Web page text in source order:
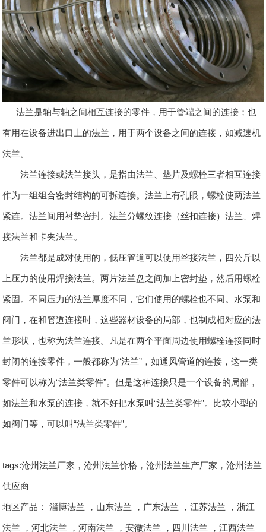
法兰是轴与轴之间相互连接的零件，用于管端之间的连接；也
有用在设备进出口上的法兰，用于两个设备之间的连接，如减速机
法兰。
法兰连接或法兰接头，是指由法兰、垫片及螺栓三者相互连接
作为一组组合密封结构的可拆连接。法兰上有孔眼，螺栓使两法兰
紧连。法兰间用衬垫密封。法兰分螺纹连接（丝扣连接）法兰、焊
接法兰和卡夹法兰。
法兰都是成对使用的，低压管道可以使用丝接法兰，四公斤以
上压力的使用焊接法兰。两片法兰盘之间加上密封垫，然后用螺栓
紧固。不同压力的法兰厚度不同，它们使用的螺栓也不同。水泵和
阀门，在和管道连接时，这些器材设备的局部，也制成相对应的法
兰形状，也称为法兰连接。凡是在两个平面周边使用螺栓连接同时
封闭的连接零件，一般都称为“法兰”，如通风管道的连接，这一类
零件可以称为“法兰类零件”。但是这种连接只是一个设备的局部，
如法兰和水泵的连接，就不好把水泵叫“法兰类零件”。比较小型的
如阀门等，可以叫“法兰类零件”。
tags:沧州法兰厂家，沧州法兰价格，沧州法兰生产厂家，沧州法兰
供应商
地区产品：淄博法兰 ， 山东法兰 ， 广东法兰 ，江苏法兰 ，浙江
法兰 ，河北法兰 ，河南法兰 ，安徽法兰 ， 四川法兰 ，江西法兰